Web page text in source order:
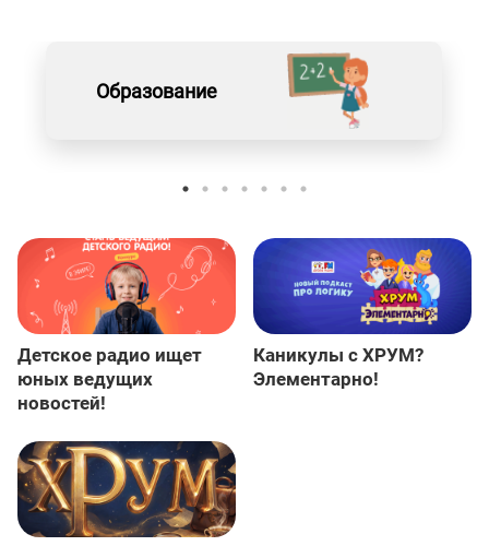
Образование
Детское радио ищет
юных ведущих
новостей!
Каникулы с ХРУМ?
Элементарно!